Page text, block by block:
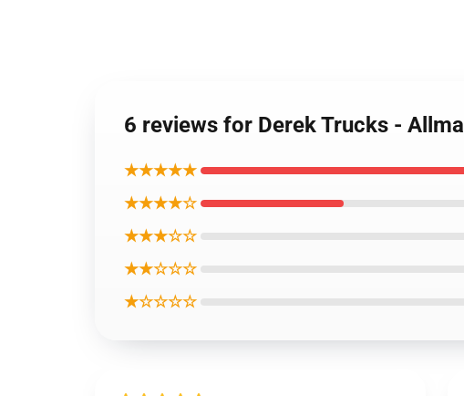
6 reviews for Derek Trucks -
★★★★★
★★★★☆
★★★☆☆
★★☆☆☆
★☆☆☆☆